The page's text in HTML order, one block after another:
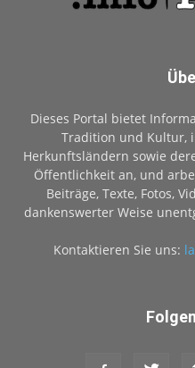
Dieses Portal bietet
Tradition und Kultur,
Herkunftsländern sowie
Öffentlichkeit an, und
Beiträge, Texte, Fotos,
dankenswerter Weise
Kontaktieren Sie uns: